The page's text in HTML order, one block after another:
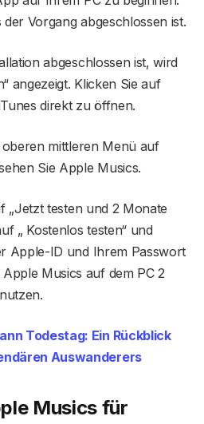
Vorgang abgeschlossen ist.
abgeschlossen ist, wird
angezeigt. Klicken Sie auf
direkt zu öffnen.
mittleren Menü auf
Sie Apple Musics.
„Jetzt testen und 2 Monate
„ Kostenlos testen“ und
Apple-ID und Ihrem Passwort
Musics auf dem PC 2
Todestag: Ein Rückblick
Auswanderers
Musics für